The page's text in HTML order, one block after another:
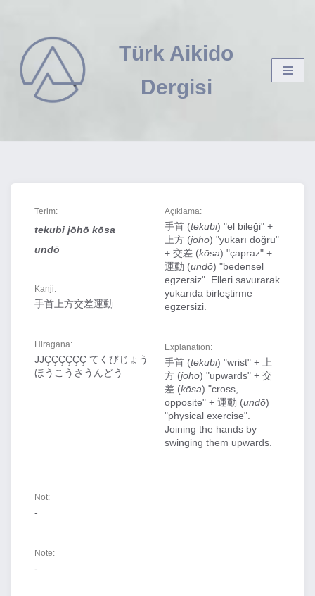
İçeriğe
geç
Türk Aikido
Dergisi
Terim:
tekubi jōhō kōsa
undō
Kanji:
手首上方交差運動
Hiragana:
JJÇÇÇÇÇÇ てくびじょう
ほうこうさうんどう
Açıklama:
手首 (tekubi) "el bileği" +
上方 (jōhō) "yukarı doğru"
+ 交差 (kōsa) "çapraz" +
運動 (undō) "bedensel
egzersiz". Elleri savurarak
yukarıda birleştirme
egzersizi.
Explanation:
手首 (tekubi) "wrist" + 上
方 (jōhō) "upwards" + 交
差 (kōsa) "cross,
opposite" + 運動 (undō)
"physical exercise".
Joining the hands by
swinging them upwards.
Not:
-
Note:
-